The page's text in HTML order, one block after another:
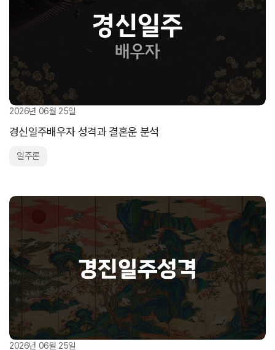
2026년 06월 25일
경신일주배우자 성격과 결혼운 분석
일주론
2026년 06월 25일